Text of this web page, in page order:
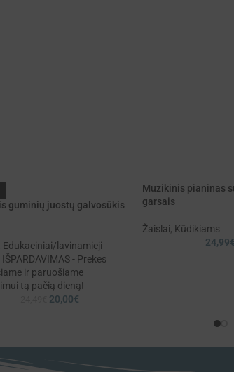
guminių juostų galvosūkis
Edukaciniai/lavinamieji
IŠPARDAVIMAS - Prekes
ir paruošiame
tą pačią dieną!
20,00€
Muzikinis pianinas
garsais
Žaislai, Kūdikiams
24,99€